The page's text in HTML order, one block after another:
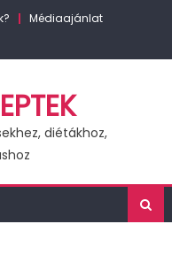
Médiaajánlat
diétákhoz,